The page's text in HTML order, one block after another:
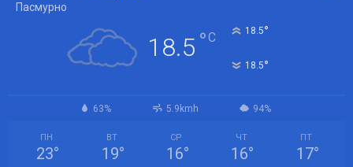
Пасмурно
18.5 °C 18.5°
18.5°
63% 5.9kmh 94%
ПН
23°
ВТ
19°
СР
16°
ЧТ
16°
ПТ
17°